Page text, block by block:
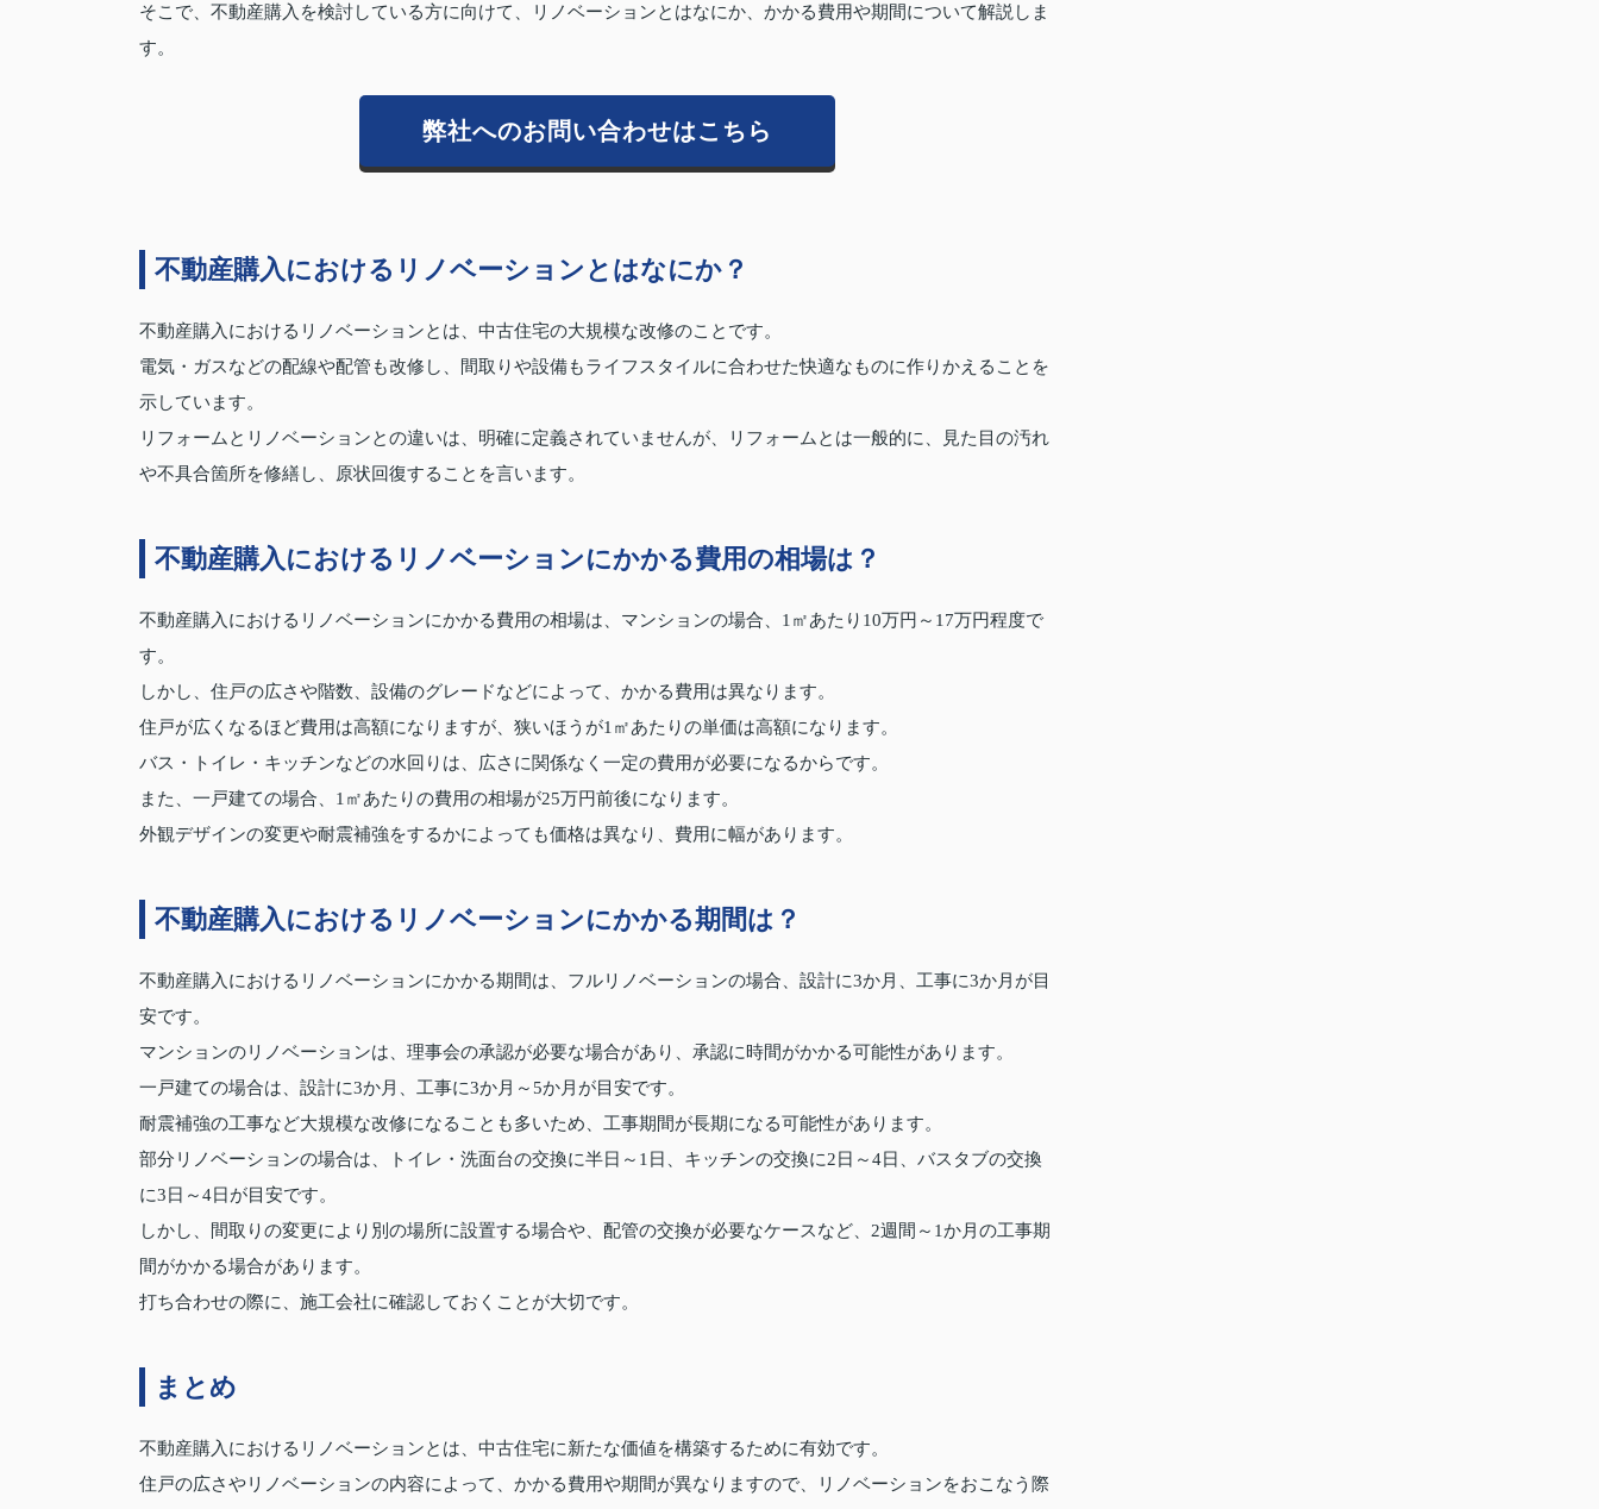
そこで、不動産購入を検討している方に向けて、リノベーションとはなにか、かかる費用や期間について解説しま
す。
弊社へのお問い合わせはこちら
不動産購入におけるリノベーションとはなにか？
不動産購入におけるリノベーションとは、中古住宅の大規模な改修のことです。
電気・ガスなどの配線や配管も改修し、間取りや設備もライフスタイルに合わせた快適なものに作りかえることを
示しています。
リフォームとリノベーションとの違いは、明確に定義されていませんが、リフォームとは一般的に、見た目の汚れ
や不具合箇所を修繕し、原状回復することを言います。
不動産購入におけるリノベーションにかかる費用の相場は？
不動産購入におけるリノベーションにかかる費用の相場は、マンションの場合、1㎡あたり10万円～17万円程度で
す。
しかし、住戸の広さや階数、設備のグレードなどによって、かかる費用は異なります。
住戸が広くなるほど費用は高額になりますが、狭いほうが1㎡あたりの単価は高額になります。
バス・トイレ・キッチンなどの水回りは、広さに関係なく一定の費用が必要になるからです。
また、一戸建ての場合、1㎡あたりの費用の相場が25万円前後になります。
外観デザインの変更や耐震補強をするかによっても価格は異なり、費用に幅があります。
不動産購入におけるリノベーションにかかる期間は？
不動産購入におけるリノベーションにかかる期間は、フルリノベーションの場合、設計に3か月、工事に3か月が目
安です。
マンションのリノベーションは、理事会の承認が必要な場合があり、承認に時間がかかる可能性があります。
一戸建ての場合は、設計に3か月、工事に3か月～5か月が目安です。
耐震補強の工事など大規模な改修になることも多いため、工事期間が長期になる可能性があります。
部分リノベーションの場合は、トイレ・洗面台の交換に半日～1日、キッチンの交換に2日～4日、バスタブの交換
に3日～4日が目安です。
しかし、間取りの変更により別の場所に設置する場合や、配管の交換が必要なケースなど、2週間～1か月の工事期
間がかかる場合があります。
打ち合わせの際に、施工会社に確認しておくことが大切です。
まとめ
不動産購入におけるリノベーションとは、中古住宅に新たな価値を構築するために有効です。
住戸の広さやリノベーションの内容によって、かかる費用や期間が異なりますので、リノベーションをおこなう際